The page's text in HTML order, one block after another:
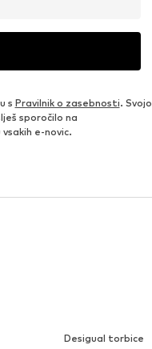
s Pravilnik o zasebnosti. Svojo
sporočilo na
e-novic.
Desigual torbice